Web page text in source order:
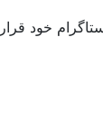
خود